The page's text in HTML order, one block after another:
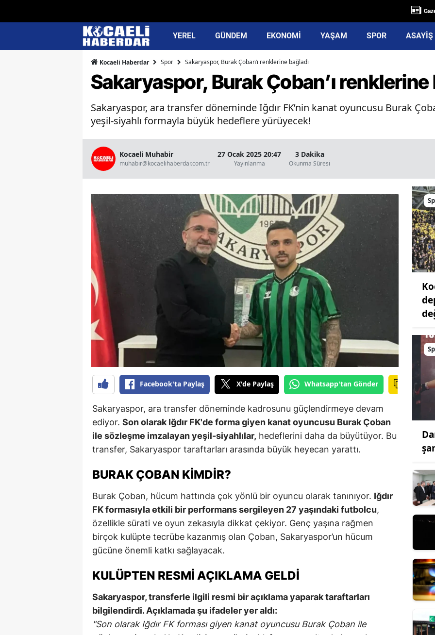
YEREL GÜNDEM EKONOMİ YAŞAM SPOR ASAYİŞ
Kocaeli Haberdar Spor Sakaryaspor, Burak Çoban’ı renklerine bağladı
Sakaryaspor, Burak Çoban’ı renklerine
Sakaryaspor, ara transfer döneminde Iğdır FK’nin kanat oyuncusu Burak
yeşil-siyahlı formayla büyük hedeflere yürüyecek!
Kocaeli Muhabir
muhabir@kocaelihaberdar.com.tr
27 Ocak 2025 20:47
Yayınlanma
3 Dakika
Okunma Süresi
Facebook'ta Paylaş X'de Paylaş Whatsapp'tan Gönder
Sakaryaspor, ara transfer döneminde kadrosunu güçlendirmeye devam
ediyor. Son olarak Iğdır FK'de forma giyen kanat oyuncusu Burak Çoban
ile sözleşme imzalayan yeşil-siyahlılar, hedeflerini daha da büyütüyor. Bu
transfer, Sakaryaspor taraftarları arasında büyük heyecan yarattı.
BURAK ÇOBAN KIMDIR?
Burak Çoban, hücum hattında çok yönlü bir oyuncu olarak tanınıyor. Iğdır
FK formasıyla etkili bir performans sergileyen 27 yaşındaki futbolcu,
özellikle sürati ve oyun zekasıyla dikkat çekiyor. Genç yaşına rağmen
birçok kulüpte tecrübe kazanmış olan Çoban, Sakaryaspor’un hücum
gücüne önemli katkı sağlayacak.
KULÜPTEN RESMI AÇIKLAMA GELDI
Sakaryaspor, transferle ilgili resmi bir açıklama yaparak taraftarları
bilgilendirdi. Açıklamada şu ifadeler yer aldı:
"Son olarak Iğdır FK forması giyen kanat oyuncusu Burak Çoban ile